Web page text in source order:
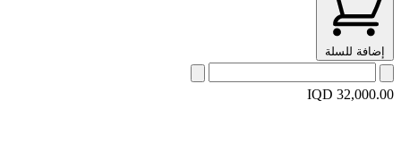
إضافة للسلة
IQD 32,000.00